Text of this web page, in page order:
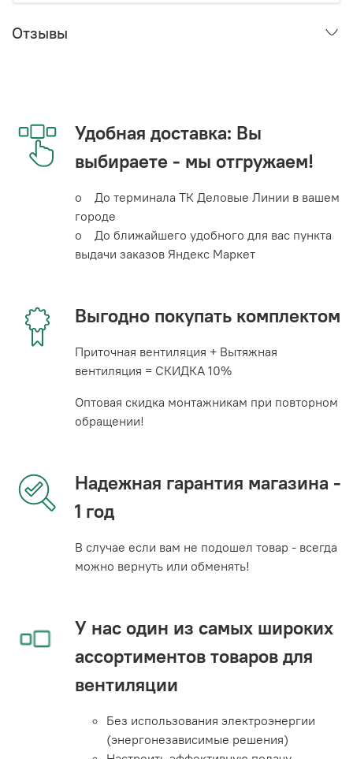
Отзывы
Удобная доставка: Вы
выбираете - мы отгружаем!
o До терминала ТК Деловые Линии в вашем
городе
o До ближайшего удобного для вас пункта
выдачи заказов Яндекс Маркет
Выгодно покупать комплектом
Приточная вентиляция + Вытяжная
вентиляция = СКИДКА 10%
Оптовая скидка монтажникам при повторном
обращении!
Надежная гарантия магазина -
1 год
В случае если вам не подошел товар - всегда
можно вернуть или обменять!
У нас один из самых широких
ассортиментов товаров для
вентиляции
Без использования электроэнергии
(энергонезависимые решения)